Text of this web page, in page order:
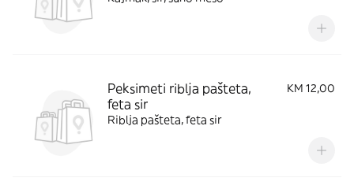
Peksimeti riblja pašteta,
feta sir
KM 12,00
Riblja pašteta, feta sir